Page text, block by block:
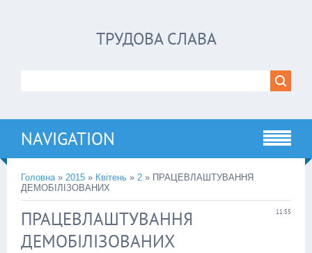
ТРУДОВА СЛАВА
NAVIGATION
Головна» 2015 » Квітень » 2 » ПРАЦЕВЛАШТУВАННЯ
ДЕМОБІЛІЗОВАНИХ
11:55
ПРАЦЕВЛАШТУВАННЯ
ДЕМОБІЛІЗОВАНИХ